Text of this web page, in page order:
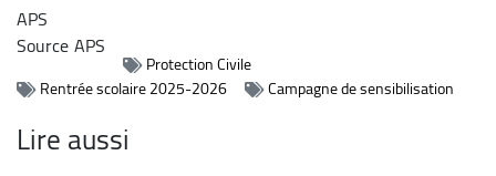
APS
SourceAPS
Protection Civile
Rentrée scolaire 2025-2026
Campagne de sensibilisation
Lire aussi